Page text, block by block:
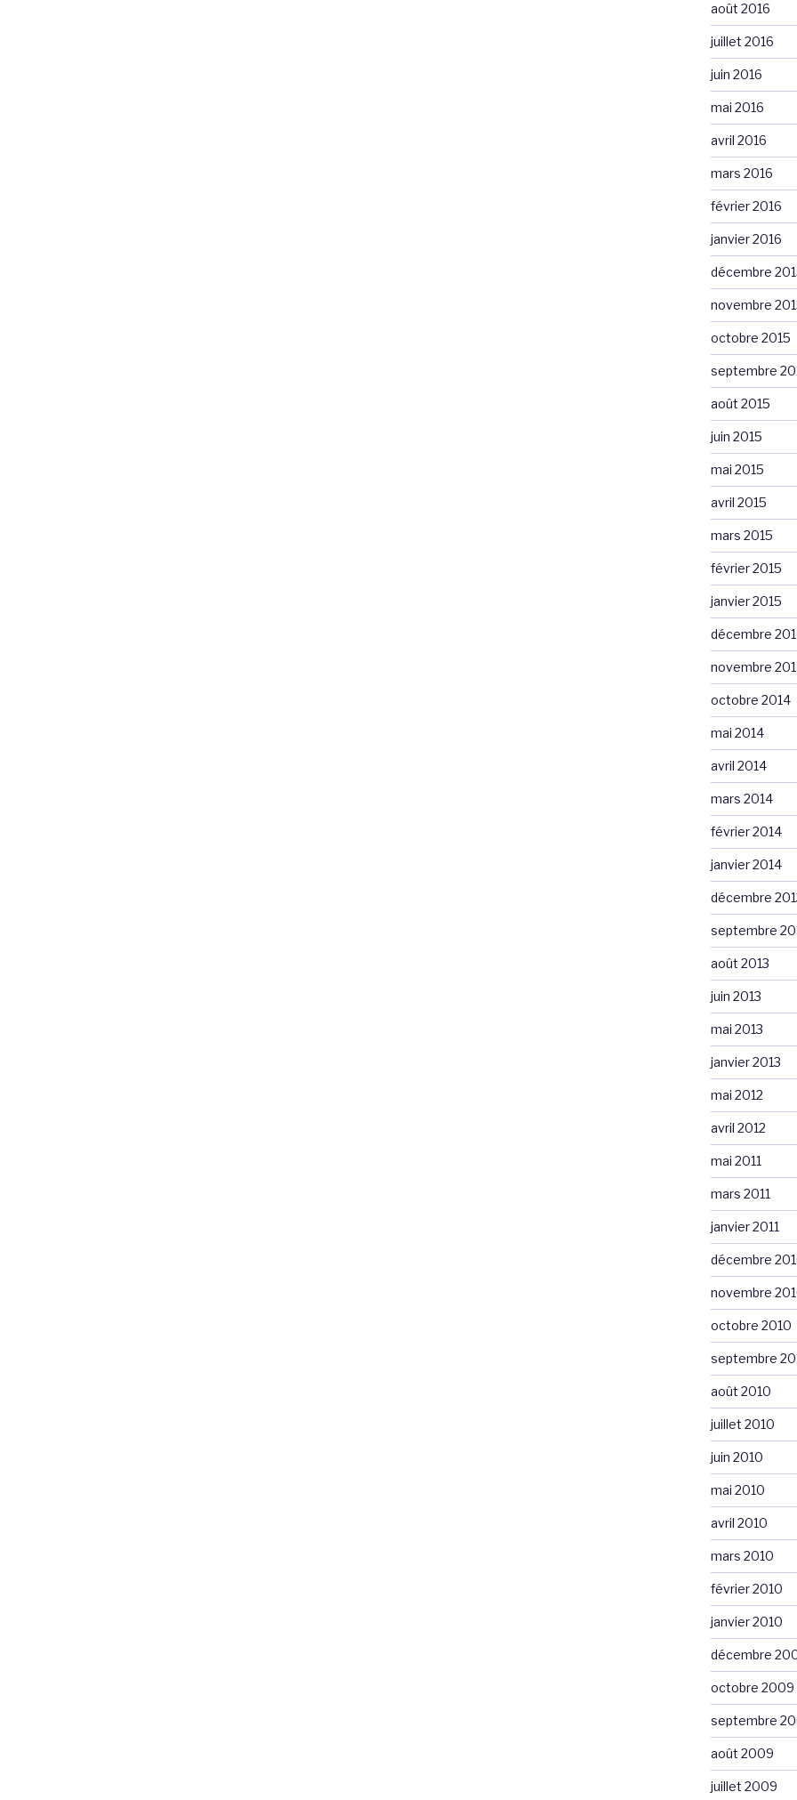
août 2016
juillet 2016
juin 2016
mai 2016
avril 2016
mars 2016
février 2016
janvier 2016
décembre
novembre
octobre 2015
septembre
août 2015
juin 2015
mai 2015
avril 2015
mars 2015
février 2015
janvier 2015
décembre
novembre
octobre 2014
mai 2014
avril 2014
mars 2014
février 2014
janvier 2014
décembre
septembre
août 2013
juin 2013
mai 2013
janvier 2013
mai 2012
avril 2012
mai 2011
mars 2011
janvier 2011
décembre
novembre
octobre 2010
septembre
août 2010
juillet 2010
juin 2010
mai 2010
avril 2010
mars 2010
février 2010
janvier 2010
décembre
octobre 2009
septembre
août 2009
juillet 2009